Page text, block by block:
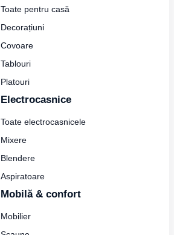
Toate pentru casă
Decorațiuni
Covoare
Tablouri
Platouri
Electrocasnice
Toate electrocasnicele
Mixere
Blendere
Aspiratoare
Mobilă & confort
Mobilier